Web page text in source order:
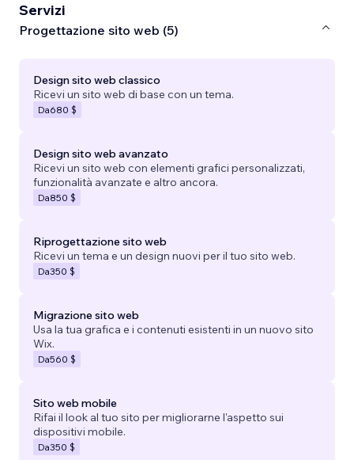
Servizi
Progettazione sito web (5)
Design sito web classico
Ricevi un sito web di base con un tema.
Da680 $
Design sito web avanzato
Ricevi un sito web con elementi grafici personalizzati,
funzionalità avanzate e altro ancora.
Da850 $
Riprogettazione sito web
Ricevi un tema e un design nuovi per il tuo sito web.
Da350 $
Migrazione sito web
Usa la tua grafica e i contenuti esistenti in un nuovo sito
Wix.
Da560 $
Sito web mobile
Rifai il look al tuo sito per migliorarne l'aspetto sui
dispositivi mobile.
Da350 $